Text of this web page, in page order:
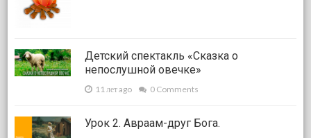
Детский спектакль «Сказка о
непослушной овечке»
11 лет ago 0 Comments
Урок 2. Авраам-друг Бога.